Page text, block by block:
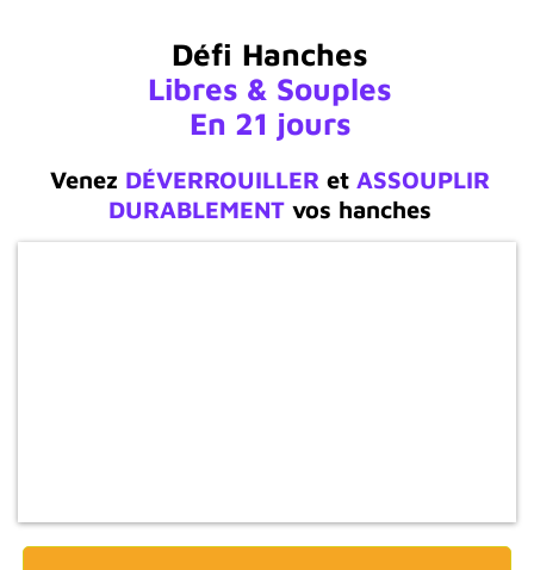
Défi Hanches
Libres & Souples
En 21 jours
Venez DÉVERROUILLER et ASSOUPLIR
DURABLEMENT vos hanches